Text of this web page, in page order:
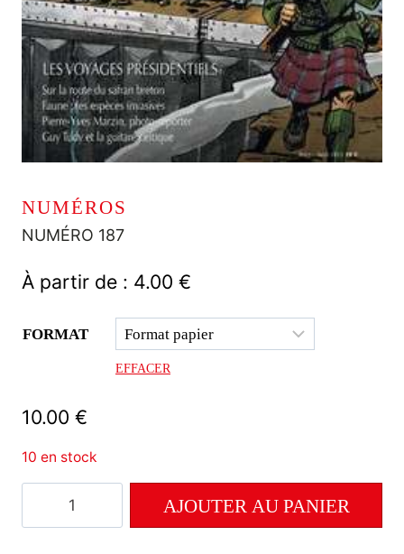
NUMÉROS
NUMÉRO 187
À partir de : 4.00 €
FORMAT
EFFACER
10.00 €
10 en stock
AJOUTER AU PANIER